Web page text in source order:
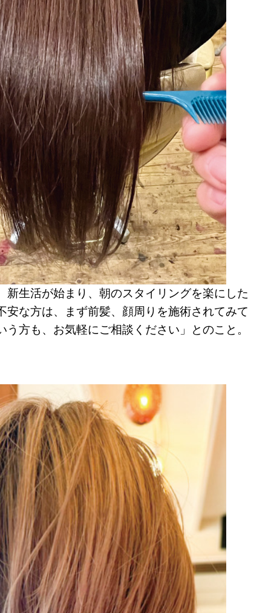
生活が始まり、朝のスタイリングを楽にした
な方は、まず前髪、顔周りを施術されてみて
方も、お気軽にご相談ください」とのこと。